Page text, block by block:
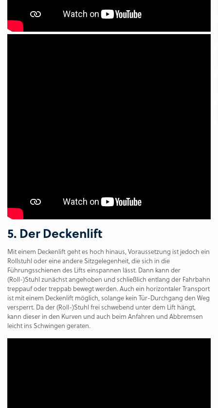
5. Der Deckenlift
Mit einem Deckenlift geht es hoch hinaus, Voraussetzung ist jedoch ein
Rollstuhl oder eine andere Sitzgelegenheit, die sich in die
Führungsschienen des Lifts einspannen lässt. Dann kann der
(Roll-)Stuhl zunächst angehoben und schließlich entlang der Fahrbahn
treppauf oder treppab bewegt werden. Auch ein horizontaler Transport
ist mit einem Deckenlift möglich, solange kein Tür-Durchgang den Weg
versperrt. Da der (Roll-)Stuhl frei schwebend unter dem Lift hängt,
kann dieser in den Kurven und auch beim Anfahren und Abbremsen
leicht ins Schwingen geraten.